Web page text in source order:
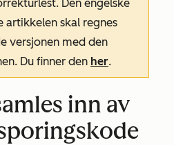
Den engelske
artikkelen skal regnes
versjonen med den
Du finner den her.
inn av